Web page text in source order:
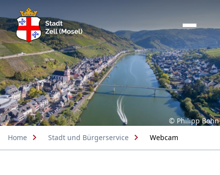
© Philipp Bohn
Home
Stadt und Bürgerservice Webcam